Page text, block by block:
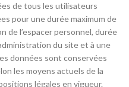
de tous les utilisateurs
pour une durée maximum de
de l’espacer personnel, durée
du site et à une
données sont conservées
les moyens actuels de la
légales en vigueur.